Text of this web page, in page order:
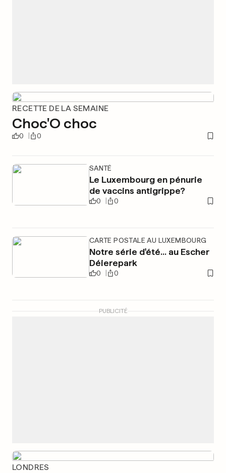
RECETTE DE LA SEMAINE
Choc'O choc
0 0
SANTÉ
Le Luxembourg en pénurie
de vaccins antigrippe?
0 0
CARTE POSTALE AU LUXEMBOURG
Notre série d'été... au Escher
Déierepark
0 0
PUBLICITÉ
LONDRES